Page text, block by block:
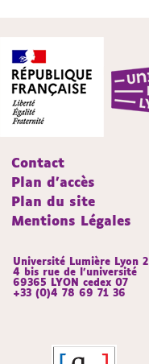
Contact
Plan d'accès
Plan du site
Mentions Légales
Université Lumière Lyon 2
4 bis rue de l’université
69365 LYON cedex 07
+33 (0)4 78 69 71 36